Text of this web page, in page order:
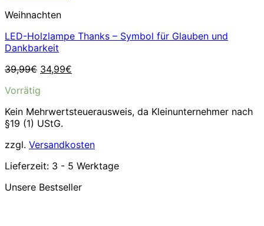
Weihnachten
LED-Holzlampe Thanks – Symbol für Glauben und
Dankbarkeit
39,99€ Ursprünglicher
war:
34,99€
Vorrätig
Kein Mehrwertsteuerausweis, da Kleinunternehmer nach
§19 (1) UStG.
zzgl. Versandkosten
Lieferzeit: 3 - 5 Werktage
Unsere Bestseller